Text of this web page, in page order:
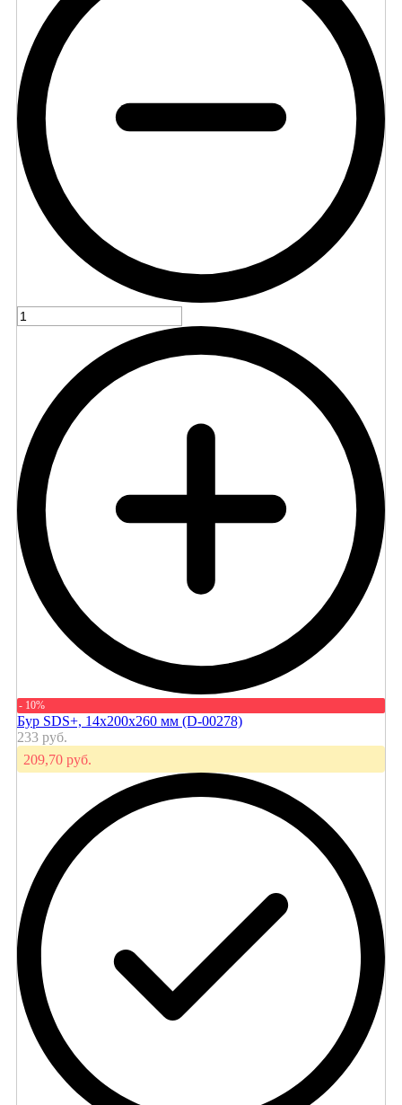
- 10%
Бур SDS+, 14х200х260 мм (D-00278)
233 руб.
209,70 руб.